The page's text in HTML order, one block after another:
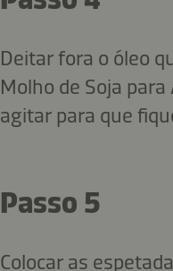
Deitar fora o óleo
Molho de Soja
agitar para que
Passo 5
Colocar as